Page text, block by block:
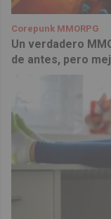
Corepunk MMORPG
Un verdadero
de antes, pero